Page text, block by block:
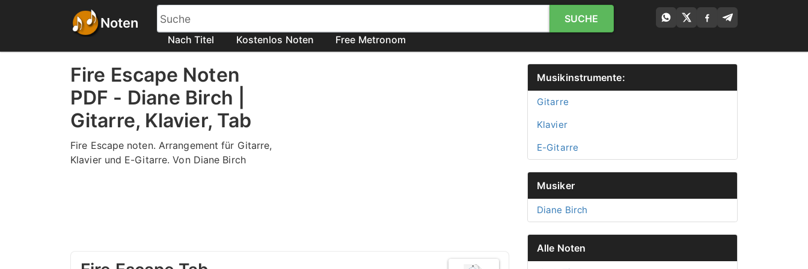
Noten
SUCHE
Nach Titel
Kostenlos Noten Free Metronom
Fire Escape Noten
PDF - Diane Birch |
Gitarre, Klavier, Tab
Fire Escape noten. Arrangement für Gitarre,
Klavier und E-Gitarre. Von Diane Birch
Musikinstrumente:
Gitarre
Klavier
E-Gitarre
Musiker
Diane Birch
Alle Noten